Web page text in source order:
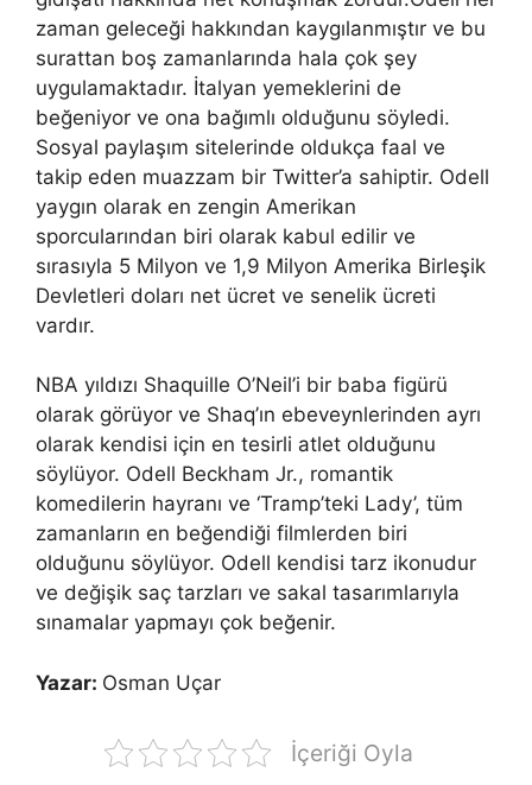
zaman geleceği hakkından kaygılanmıştır ve bu
surattan boş zamanlarında hala çok şey
uygulamaktadır. İtalyan yemeklerini de
beğeniyor ve ona bağımlı olduğunu söyledi.
Sosyal paylaşım sitelerinde oldukça faal ve
takip eden muazzam bir Twitter’a sahiptir. Odell
yaygın olarak en zengin Amerikan
sporcularından biri olarak kabul edilir ve
sırasıyla 5 Milyon ve 1,9 Milyon Amerika Birleşik
Devletleri doları net ücret ve senelik ücreti
vardır.
NBA yıldızı Shaquille O’Neil’i bir baba figürü
olarak görüyor ve Shaq’ın ebeveynlerinden ayrı
olarak kendisi için en tesirli atlet olduğunu
söylüyor. Odell Beckham Jr., romantik
komedilerin hayranı ve ‘Tramp’teki Lady’, tüm
zamanların en beğendiği filmlerden biri
olduğunu söylüyor. Odell kendisi tarz ikonudur
ve değişik saç tarzları ve sakal tasarımlarıyla
sınamalar yapmayı çok beğenir.
Yazar: Osman Uçar
İçeriği Oyla